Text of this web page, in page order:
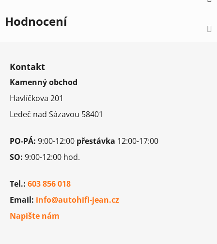
Hodnocení
Kontakt
Kamenný obchod
Havlíčkova 201
Ledeč nad Sázavou 58401
PO-PÁ: 9:00-12:00 přestávka 12:00-17:00
SO: 9:00-12:00 hod.
Tel.: 603 856 018
Email: info@autohifi-jean.cz
Napište nám